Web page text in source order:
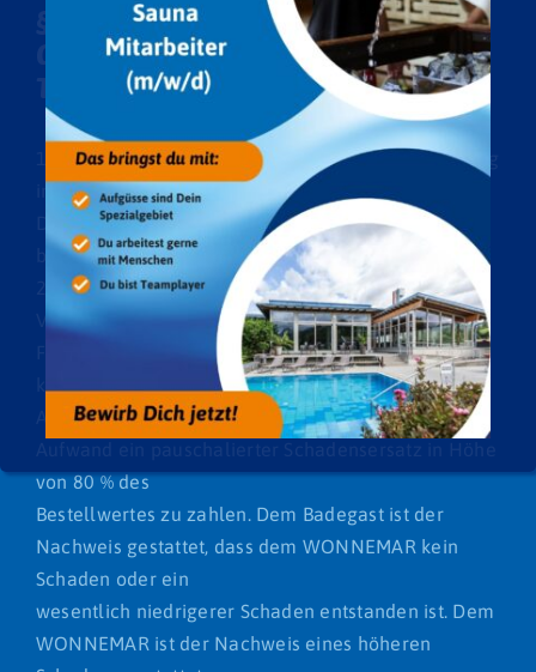
§ 5 Wellnessanwendungen und
Gesundheitsprojekte,
Terminreservierung
1. Termine für Wellnessanwendungen sind frühzeitig
im Vorfeld zu vereinbaren. Ein Rechtsanspruch auf
Durchführung
besteht nur für bestätigte Termine.
2. Die Absage bestätigter Termine ist mit einer
Vorlauffrist von mindestens 24 Stunden möglich. Im
kurzfristigerer
Absagen ist für den von WONNEMAR getätigten
von 80 % des
Bestellwertes zu zahlen. Dem Badegast ist der
Nachweis gestattet, dass dem WONNEMAR kein
Schaden oder ein
wesentlich niedrigerer Schaden entstanden ist. Dem
WONNEMAR ist der Nachweis eines höheren